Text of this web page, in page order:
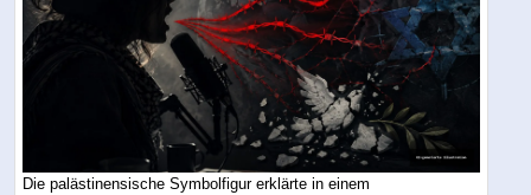
Die palästinensische Symbolfigur erklärte in einem